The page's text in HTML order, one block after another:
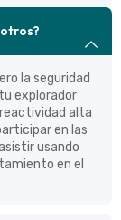
la seguridad
explorador
alta
en las
usando
en el